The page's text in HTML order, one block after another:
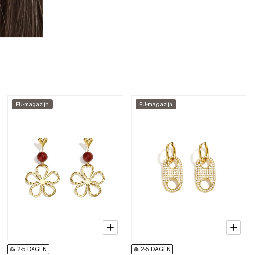
EU-magazijn
2-5 DAGEN
EU-magazijn
2-5 DAGEN